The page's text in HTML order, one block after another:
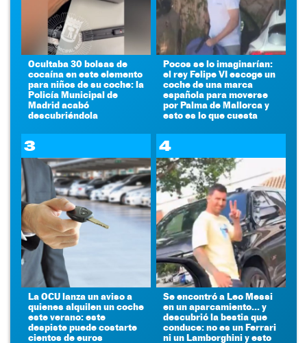
Ocultaba 30 bolsas de
cocaína en este elemento
para niños de su coche: la
Policía Municipal de
Madrid acabó
descubriéndola
Pocos se lo imaginarían:
el rey Felipe VI escoge un
coche de una marca
española para moverse
por Palma de Mallorca y
esto es lo que cuesta
3
La OCU lanza un aviso a
quienes alquilen un coche
este verano: este
despiste puede costarte
cientos de euros
4
Se encontró a Leo Messi
en un aparcamiento... y
descubrió la bestia que
conduce: no es un Ferrari
ni un Lamborghini y esto